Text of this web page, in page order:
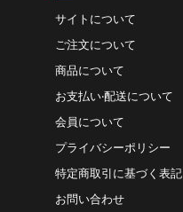
サイトについて
ご注⽂について
商品について
お⽀払い‧配送について
会員について
プライバシーポリシー
特定商取引に基づく表記
お問い合わせ